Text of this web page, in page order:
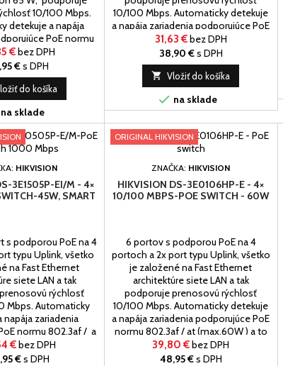
10/100 Mbps.
detekuje a napája
PoE normu
/ port) a to na
port č.5-6 slúži ako
PoE.
€bez DPH
€s DPH
do košíka
na sklade
10/100 Mbps. Automaticky detekuje
a napája zariadenia podporujúce PoE
normu 802.3af / at (max.14,5W /
port) a to na portoch 1 až 4, port č.5
slúži ako...
31,63 €bez DPH
38,90 €s DPH
 Vložiť do košíka
 na sklade
HIKVISION
3E1505P-EI/M - 4×
45W, SMART
s podporou PoE na 4
typu Uplink, všetko
na Fast Ethernet
siete LAN a tak
rýchlosť
Mbps. Automaticky
napája zariadenia
normu 802.3af / a
až 4, port č.5 slúži ako
PoE.
€bez DPH
€s DPH
ORIGINAL HIKVISION
ZNAČKA: HIKVISION
HIKVISION DS-3E0106HP-E - 4×
10/100 MBPS-POE SWITCH - 60W
6 portov s podporou PoE na 4
portoch a 2x port typu Uplink, všetko
je založené na Fast Ethernet
architektúre siete LAN a tak
podporuje prenosovú rýchlosť
10/100 Mbps. Automaticky detekuje
a napája zariadenia podporujúce PoE
normu 802.3af / at (max.60W ) a to
na portoch 1 až 4, port č.5-6 slúži ako
uplink a nepodporuje PoE.
39,80 €bez DPH
48,95 €s DPH